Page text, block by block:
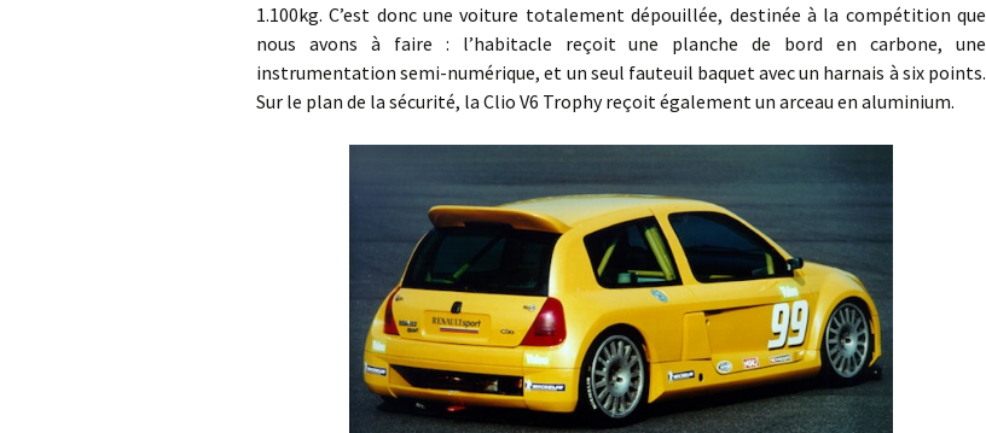
1.100kg. C’est donc une voiture totalement dépouillée, destinée à la compétition que
nous avons à faire : l’habitacle reçoit une planche de bord en carbone, une
instrumentation semi-numérique, et un seul fauteuil baquet avec un harnais à six points.
Sur le plan de la sécurité, la Clio V6 Trophy reçoit également un arceau en aluminium.